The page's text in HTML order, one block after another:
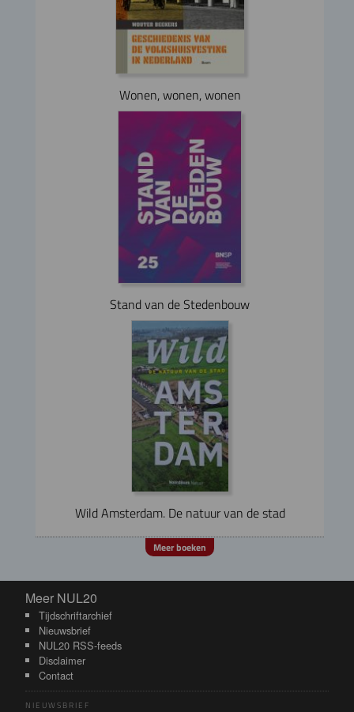
Wonen, wonen, wonen
Stand van de Stedenbouw
Wild Amsterdam. De natuur van de stad
Meer boeken
Meer NUL20
Meer NUL20
Tijdschriftarchief
Nieuwsbrief
NUL20 RSS-feeds
Disclaimer
Contact
NIEUWSBRIEF